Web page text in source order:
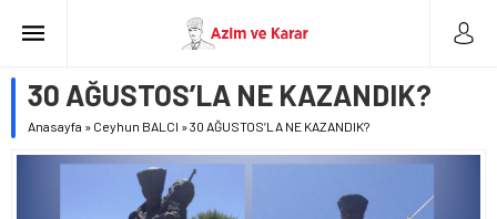
30 AĞUSTOS’LA NE KAZANDIK?
Anasayfa » Ceyhun BALCI »30 AĞUSTOS’LA NE KAZANDIK?